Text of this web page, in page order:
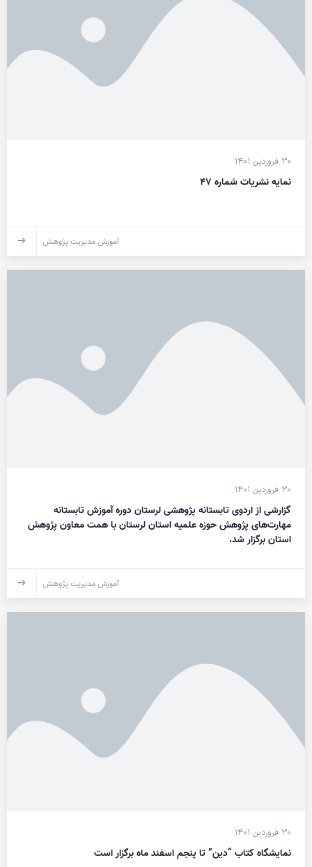
۳۰ فروردین ۱۴۰۱
نمایه نشریات شماره ۴۷
آموزش مدیریت پژوهش
۳۰ فروردین ۱۴۰۱
گزارشی از اردوی تابستانه پژوهشی لرستان دوره آموزش تابستانه
مهارت‌های پژوهش حوزه علمیه استان لرستان با همت معاون پژوهش
استان برگزار شد.
آموزش مدیریت پژوهش
۳۰ فروردین ۱۴۰۱
نمایشگاه کتاب “دین” تا پنجم اسفند ماه برگزار است